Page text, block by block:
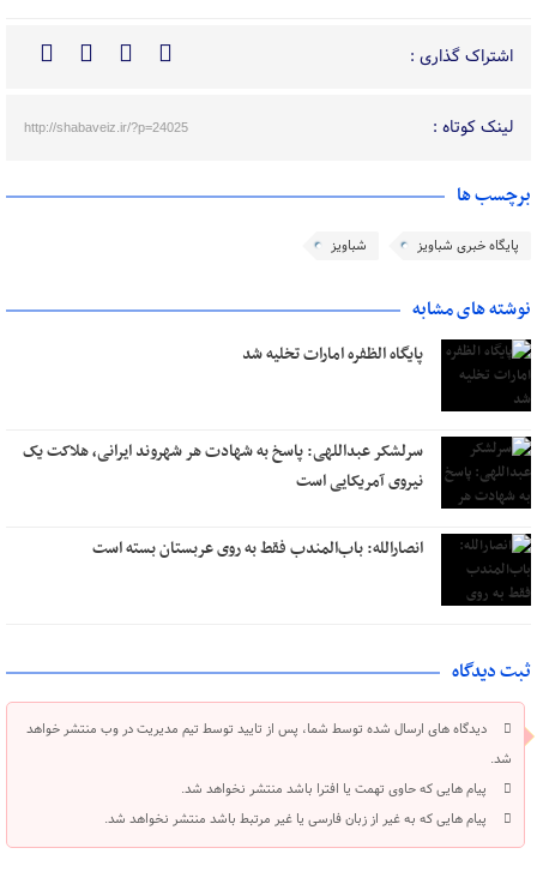
اشتراک گذاری :
لینک کوتاه : http://shabaveiz.ir/?p=24025
برچسب ها
پایگاه خبری شباویز شباویز
نوشته های مشابه
پایگاه الظفره امارات تخلیه شد
سرلشکر عبداللهی: پاسخ به شهادت هر شهروند ایرانی، هلاکت یک
نیروی آمریکایی است
انصارالله: باب‌المندب فقط به روی عربستان بسته است
ثبت دیدگاه
دیدگاه های ارسال شده توسط شما، پس از تایید توسط تیم مدیریت در وب منتشر خواهد
شد.
پیام هایی که حاوی تهمت یا افترا باشد منتشر نخواهد شد.
پیام هایی که به غیر از زبان فارسی یا غیر مرتبط باشد منتشر نخواهد شد.